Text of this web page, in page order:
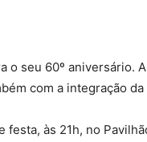
o seu 60º aniversário.
com a integração
às 21h, no